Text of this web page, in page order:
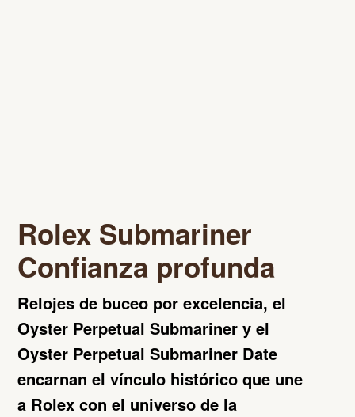
Rolex Submariner
Confianza profunda
Relojes de buceo por excelencia, el
Oyster Perpetual Submariner y el
Oyster Perpetual Submariner Date
encarnan el vínculo histórico que une
a Rolex con el universo de la